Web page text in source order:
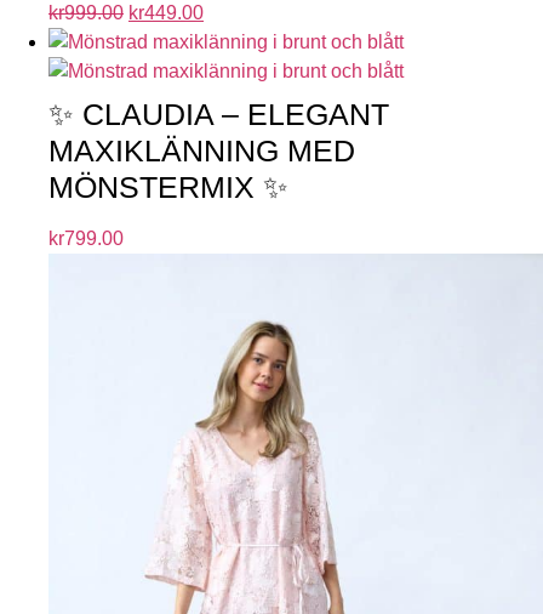
kr999.00 kr449.00
✨ CLAUDIA – ELEGANT
MAXIKLÄNNING MED
MÖNSTERMIX ✨
kr799.00